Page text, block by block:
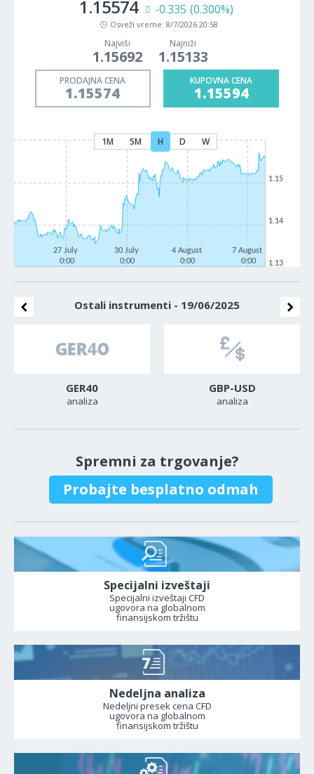
1.15574 -0.335 (0.300%)
Osveži vreme: 8/7/2026 20:58
Najviši
1.15692
Najniži
1.15133
PRODAJNA CENA
1.15574
KUPOVNA CENA
1.15594
1M 5M H D W
27 July
0:00
30 July
0:00
4 August
0:00
7 August
0:00
1.13
1.14
1.15
Ostali instrumenti - 19/06/2025
GER40
analiza
GBP-USD
analiza
Spremni za trgovanje?
Probajte besplatno odmah
Specijalni izveštaji
Specijalni izveštaji CFD
ugovora na globalnom
finansijskom tržištu
Nedeljna analiza
Nedeljni presek cena CFD
ugovora na globalnom
finansijskom tržištu